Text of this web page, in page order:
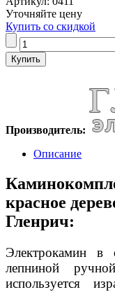
Уточняйте цену
Купить со скидкой
Производитель:
Описание
красное
Гленрич:
Электрокамин в
лепниной
используется